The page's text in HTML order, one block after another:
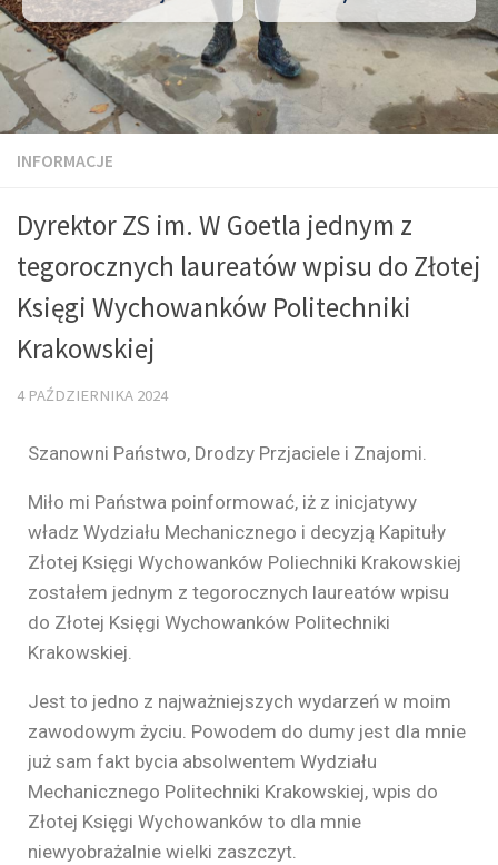
INFORMACJE
Dyrektor ZS im. W Goetla jednym z
tegorocznych laureatów wpisu do Złotej
Księgi Wychowanków Politechniki
Krakowskiej
4 PAŹDZIERNIKA 2024
Szanowni Państwo, Drodzy Przjaciele i Znajomi.
Miło mi Państwa poinformować, iż z inicjatywy
władz Wydziału Mechanicznego i decyzją Kapituły
Złotej Księgi Wychowanków Poliechniki Krakowskiej
zostałem jednym z tegorocznych laureatów wpisu
do Złotej Księgi Wychowanków Politechniki
Krakowskiej.
Jest to jedno z najważniejszych wydarzeń w moim
zawodowym życiu. Powodem do dumy jest dla mnie
już sam fakt bycia absolwentem Wydziału
Mechanicznego Politechniki Krakowskiej, wpis do
Złotej Księgi Wychowanków to dla mnie
niewyobrażalnie wielki zaszczyt.